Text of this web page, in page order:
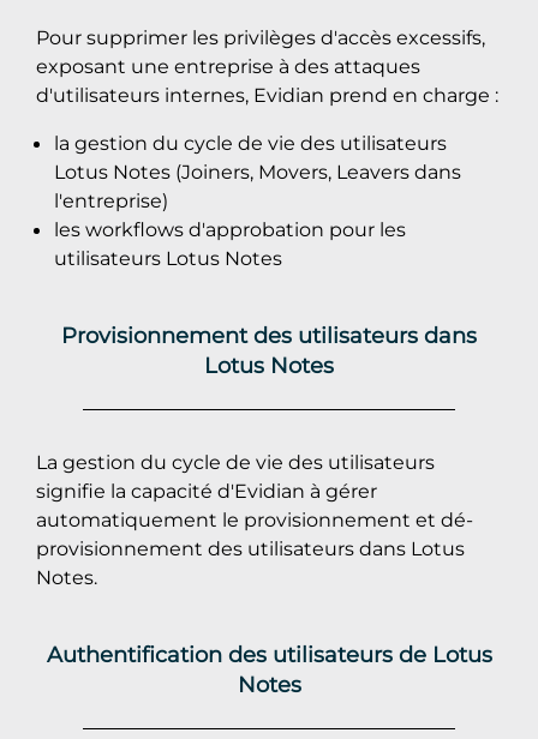
Pour supprimer les privilèges d'accès excessifs,
exposant une entreprise à des attaques
d'utilisateurs internes, Evidian prend en charge :
la gestion du cycle de vie des utilisateurs
Lotus Notes (Joiners, Movers, Leavers dans
l'entreprise)
les workflows d'approbation pour les
utilisateurs Lotus Notes
Provisionnement des utilisateurs dans
Lotus Notes
La gestion du cycle de vie des utilisateurs
signifie la capacité d'Evidian à gérer
automatiquement le provisionnement et dé-
provisionnement des utilisateurs dans Lotus
Notes.
Authentification des utilisateurs de Lotus
Notes